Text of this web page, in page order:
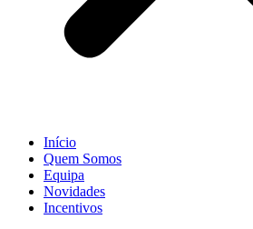
Início
Quem Somos
Equipa
Novidades
Incentivos